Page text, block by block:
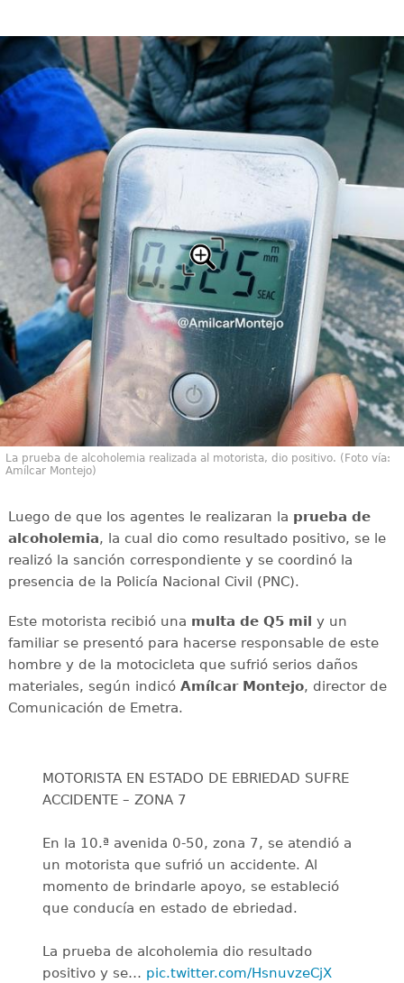
La prueba de alcoholemia realizada al motorista, dio positivo. (Foto vía:
Amílcar Montejo)
Luego de que los agentes le realizaran la prueba de
alcoholemia, la cual dio como resultado positivo, se le
realizó la sanción correspondiente y se coordinó la
presencia de la Policía Nacional Civil (PNC).
Este motorista recibió una multa de Q5 mil y un
familiar se presentó para hacerse responsable de este
hombre y de la motocicleta que sufrió serios daños
materiales, según indicó Amílcar Montejo, director de
Comunicación de Emetra.
MOTORISTA EN ESTADO DE EBRIEDAD SUFRE
ACCIDENTE – ZONA 7
En la 10.ª avenida 0-50, zona 7, se atendió a
un motorista que sufrió un accidente. Al
momento de brindarle apoyo, se estableció
que conducía en estado de ebriedad.
La prueba de alcoholemia dio resultado
positivo y se… pic.twitter.com/HsnuvzeCjX